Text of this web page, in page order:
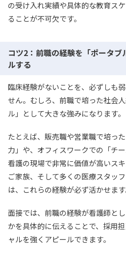
の受け入れ実績や具体的な教育ス
ることが不可欠です。
コツ2：前職の経験を「ポータブ
ルする
臨床経験がないことを、必ずしも
せん。むしろ、前職で培った社会
ル」として大きな強みになります。
たとえば、販売職や営業職で培っ
力」や、オフィスワークでの「チ
看護の現場で非常に価値が高いス
ご家族、そして多くの医療スタッ
は、これらの経験が必ず活かせます
面接では、前職の経験が看護師と
かを具体的に伝えることで、採用
ャルを強くアピールできます。